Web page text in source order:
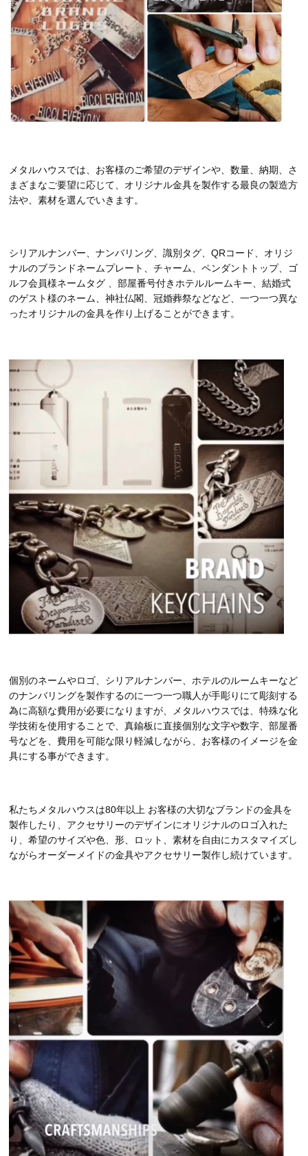
メタルハウスでは、お客様のご希望のデザインや、数量、納期、さ
まざまなご要望に応じて、オリジナル金具を製作する最良の製造方
法や、素材を選んでいきます。
シリアルナンバー、ナンバリング、識別タグ、QRコード、オリジ
ナルのブランドネームプレート、チャーム、ペンダントトップ、ゴ
ルフ会員様ネームタグ 、部屋番号付きホテルルームキー、結婚式
のゲスト様のネーム、神社仏閣、冠婚葬祭などなど、一つ一つ異な
ったオリジナルの金具を作り上げることができます。
個別のネームやロゴ、シリアルナンバー、ホテルのルームキーなど
のナンバリングを製作するのに一つ一つ職人が手彫りにて彫刻する
為に高額な費用が必要になりますが、メタルハウスでは、特殊な化
学技術を使用することで、真鍮板に直接個別な文字や数字、部屋番
号などを、費用を可能な限り軽減しながら、お客様のイメージを金
具にする事ができます。
私たちメタルハウスは80年以上 お客様の大切なブランドの金具を
製作したり、アクセサリーのデザインにオリジナルのロゴ入れた
り、希望のサイズや色、形、ロット、素材を自由にカスタマイズし
ながらオーダーメイドの金具やアクセサリー製作し続けています。